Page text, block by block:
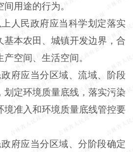
用途的行为。
人民政府应当科学划定落实
基本农田、城镇开发边界，合
空间、生活空间。
府应当分区域、流域、阶段
划定环境质量底线，落实污染
境准入和环境质量底线管控要
府应当分区域、分阶段确定